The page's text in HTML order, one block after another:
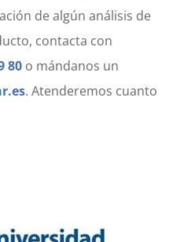
de algún análisis de
contacta con
80o mándanos un
. Atenderemos cuanto